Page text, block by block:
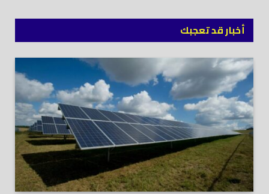
أخبار قد تعجبك